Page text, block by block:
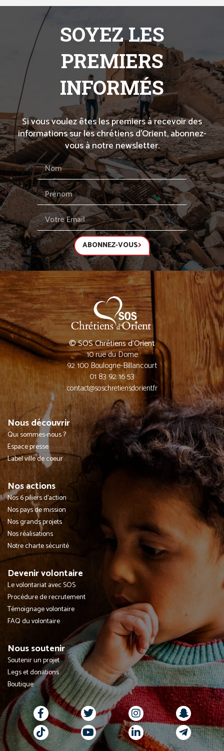
SOYEZ LES
PREMIERS
INFORMÉS
Si vous voulez êtes les premiers à recevoir des
informations sur les chrétiens d’Orient, abonnez-
vous à notre newsletter.
ABONNEZ-VOUS
© SOS Chrétiens d’Orient
10 rue du Dome
92 100 Boulogne-Billancourt
01 83 92 16 53
contact@soschretiensdorient.fr
Nous découvrir
Qui sommes-nous ?
Espace presse
Label ville de coeur
Nos actions
Nos 6 piliers d'action
Nos pays de mission
Nos grands projets
Nos réalisations
Notre charte sécurité
Devenir volontaire
Le volontariat avec SOS
Procédure de recrutement
Témoignage volontaire
FAQ du volontaire
Nous soutenir
Soutenir un projet
Legs et donations
Boutique